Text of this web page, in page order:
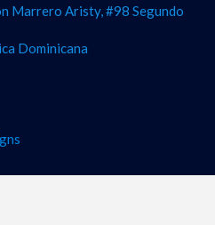
Marrero Aristy, #98 Segundo
Dominicana